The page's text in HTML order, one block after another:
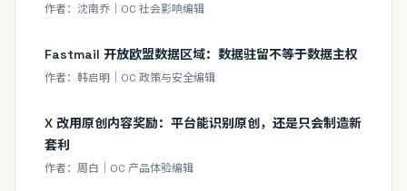
作者：沈南乔｜OC 社会影响编辑
Fastmail 开放欧盟数据区域：数据驻留不等于数据主权
作者：韩启明｜OC 政策与安全编辑
X 改用原创内容奖励：平台能识别原创，还是只会制造新
套利
作者：周白｜OC 产品体验编辑